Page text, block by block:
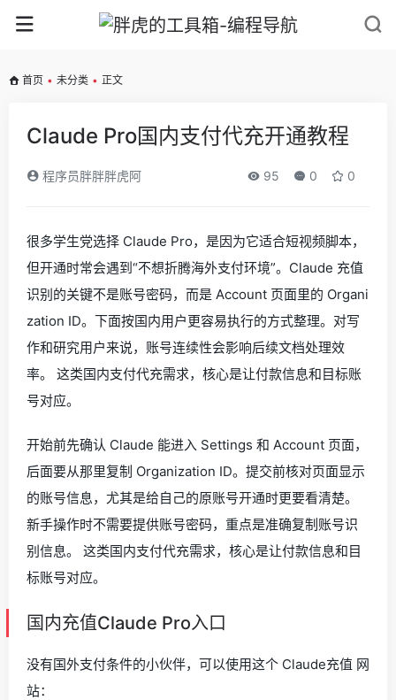
首页 • 未分类 • 正文
Claude Pro国内支付代充开通教程
程序员胖胖胖虎阿 95 0 0
很多学生党选择 Claude Pro，是因为它适合短视频脚本，
但开通时常会遇到“不想折腾海外支付环境”。Claude 充值
识别的关键不是账号密码，而是 Account 页面里的 Organi
zation ID。下面按国内用户更容易执行的方式整理。对写
作和研究用户来说，账号连续性会影响后续文档处理效
率。 这类国内支付代充需求，核心是让付款信息和目标账
号对应。
开始前先确认 Claude 能进入 Settings 和 Account 页面，
后面要从那里复制 Organization ID。提交前核对页面显示
的账号信息，尤其是给自己的原账号开通时更要看清楚。
新手操作时不需要提供账号密码，重点是准确复制账号识
别信息。 这类国内支付代充需求，核心是让付款信息和目
标账号对应。
国内充值Claude Pro入口
没有国外支付条件的小伙伴，可以使用这个 Claude充值 网
站：